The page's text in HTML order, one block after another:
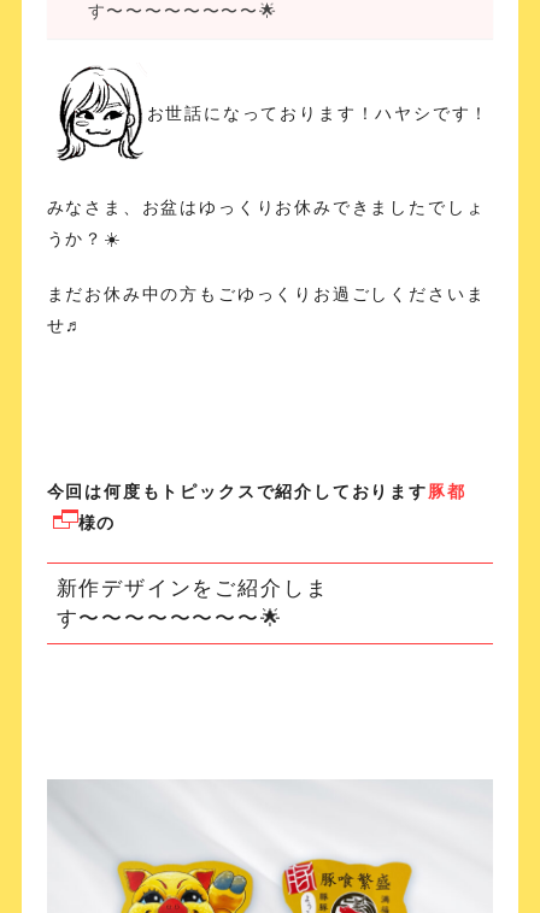
す〜〜〜〜〜〜〜〜🌟
お世話になっております！ハヤシです！
みなさま、お盆はゆっくりお休みできましたでしょ
うか？☀️
まだお休み中の方もごゆっくりお過ごしくださいま
せ♬
今回は何度もトピックスで紹介しております豚都
様の
新作デザインをご紹介しま
す〜〜〜〜〜〜〜〜🌟